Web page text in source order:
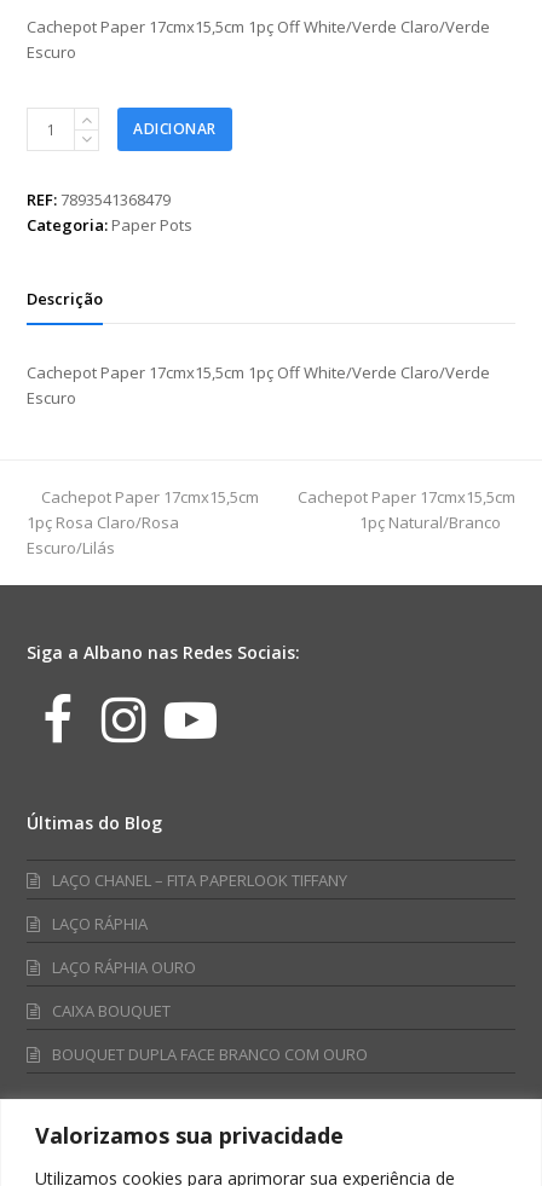
Valorizamos sua privacidade
Utilizamos cookies para aprimorar sua experiência de
Cachepot Paper 17cmx15,5cm 1pç Off White/Verde Claro/Verde
Escuro
Cachepot
1pç
Off
Escuro
quantidade
ADICIONAR
REF:7893541368479
Categoria: Paper Pots
Descrição
Cachepot Paper 17cmx15,5cm 1pç Off White/Verde Claro/Verde
Escuro
previous
post:
Cachepot Paper 17cmx15,5cm
1pç Rosa Claro/Rosa
Escuro/Lilás
next
Cachepot Paper 17cmx15,5cm
1pç Natural/Branco
Siga a Albano nas Redes Sociais:
Facebook
Instagram
Youtube
Últimas do Blog
LAÇO CHANEL – FITA PAPERLOOK TIFFANY
LAÇO RÁPHIA
LAÇO RÁPHIA OURO
CAIXA BOUQUET
BOUQUET DUPLA FACE BRANCO COM OURO
Fale Conosco